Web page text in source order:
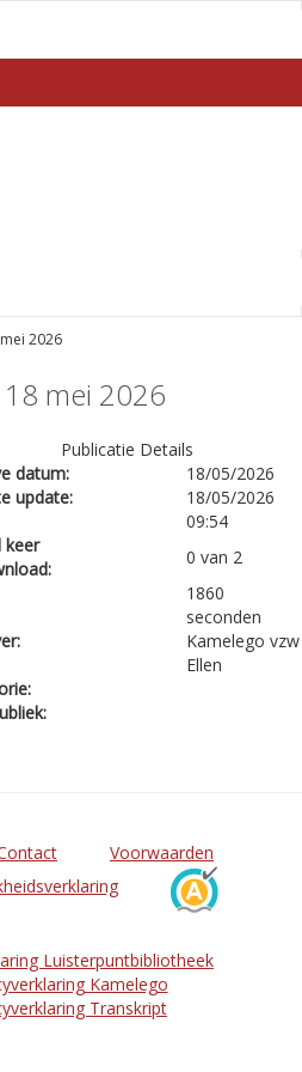
2026
mei 2026
Publicatie Details
datum:
18/05/2026
update:
18/05/2026
09:54
keer
0 van 2
1860
seconden
Kamelego vzw
Ellen
Voorwaarden
Luisterpuntbibliotheek
Kamelego
Transkript